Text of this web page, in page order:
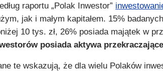
raportu „Polak Inwestor”
jak i małym kapitałem. 15%
10 tys. zł, 26% posiada majątek w
posiada aktywa
te wskazują, że dla wielu Polaków